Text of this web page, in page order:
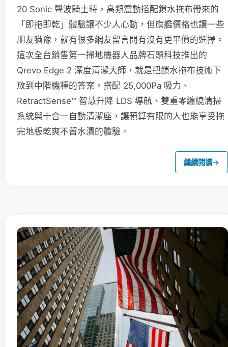
20 Sonic 聲波騎士時，高頻震動搭配鎖水拖布帶來的
「即拖即乾」體驗讓不少人心動，但旗艦價格也讓一些
朋友猶豫，就有很多網友留言問有沒有更平價的選擇。
這次全台銷售第一掃地機器人品牌石頭科技推出的
Qrevo Edge 2 深度清潔大師，就是把鎖水拖布技術下
放到中階機種的答案，搭配 25,000Pa 吸力、
RetractSense™ 智慧升降 LDS 導航、雙重零纏繞清掃
系統與十合一自動清潔座，讓預算有限的人也能享受拖
完地板乾爽不留水漬的體驗。
繼續閱讀→